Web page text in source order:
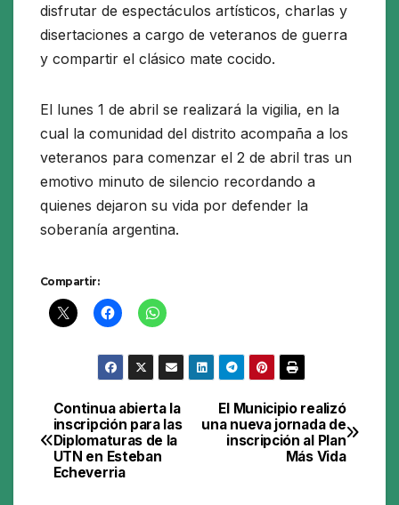
disfrutar de espectáculos artísticos, charlas y
disertaciones a cargo de veteranos de guerra
y compartir el clásico mate cocido.
El lunes 1 de abril se realizará la vigilia, en la
cual la comunidad del distrito acompaña a los
veteranos para comenzar el 2 de abril tras un
emotivo minuto de silencio recordando a
quienes dejaron su vida por defender la
soberanía argentina.
Compartir:
Navegación
de
El Municipio realizó
una nueva jornada de
inscripción al Plan
Más Vida
Continua abierta la
inscripción para las
Diplomaturas de la
UTN en Esteban
Echeverria